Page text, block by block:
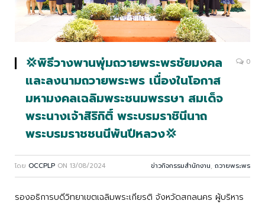
💢พิธีวางพานพุ่มถวายพระพรชัยมงคล
และลงนามถวายพระพร เนื่องในโอกาส
มหามงคลเฉลิมพระชนมพรรษา สมเด็จ
พระนางเจ้าสิริกิติ์ พระบรมราชินีนาถ
พระบรมราชชนนีพันปีหลวง💢
0
โดย OCCPLP ON 13/08/2024 ข่าวกิจกรรมสำนักงาน, ถวายพระพร
รองอธิการบดีวิทยาเขตเฉลิมพระเกียรติ จังหวัดสกลนคร ผู้บริหาร